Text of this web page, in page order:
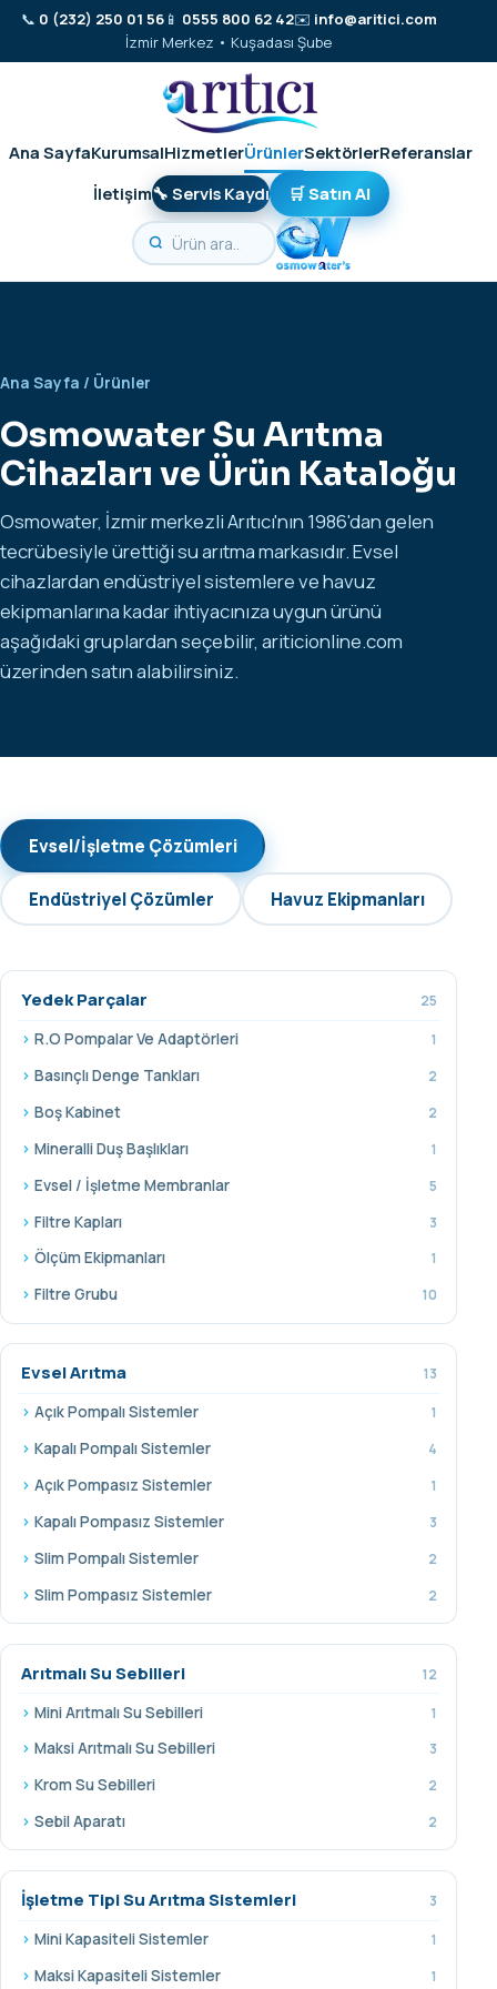
📞 0 (232) 250 01 56📱 0555 800 62 42✉️ info@aritici.com
İzmir Merkez • Kuşadası Şube
Ana SayfaKurumsalHizmetlerÜrünlerSektörlerReferanslar
İletişim🔧 Servis Kaydı 🛒 Satın Al
Ana Sayfa / Ürünler
Osmowater Su Arıtma
Cihazları ve Ürün Kataloğu
Osmowater, İzmir merkezli Arıtıcı'nın 1986'dan gelen
tecrübesiyle ürettiği su arıtma markasıdır. Evsel
cihazlardan endüstriyel sistemlere ve havuz
ekipmanlarına kadar ihtiyacınıza uygun ürünü
aşağıdaki gruplardan seçebilir, ariticionline.com
üzerinden satın alabilirsiniz.
Evsel/İşletme Çözümleri
Endüstriyel Çözümler Havuz Ekipmanları
Yedek Parçalar 25
R.O Pompalar Ve Adaptörleri 1
Basınçlı Denge Tankları 2
Boş Kabinet 2
Mineralli Duş Başlıkları 1
Evsel / İşletme Membranlar 5
Filtre Kapları 3
Ölçüm Ekipmanları 1
Filtre Grubu 10
Evsel Arıtma 13
Açık Pompalı Sistemler 1
Kapalı Pompalı Sistemler 4
Açık Pompasız Sistemler 1
Kapalı Pompasız Sistemler 3
Slim Pompalı Sistemler 2
Slim Pompasız Sistemler 2
Arıtmalı Su Sebilleri 12
Mini Arıtmalı Su Sebilleri 1
Maksi Arıtmalı Su Sebilleri 3
Krom Su Sebilleri 2
Sebil Aparatı 2
İşletme Tipi Su Arıtma Sistemleri 3
Mini Kapasiteli Sistemler 1
Maksi Kapasiteli Sistemler 1